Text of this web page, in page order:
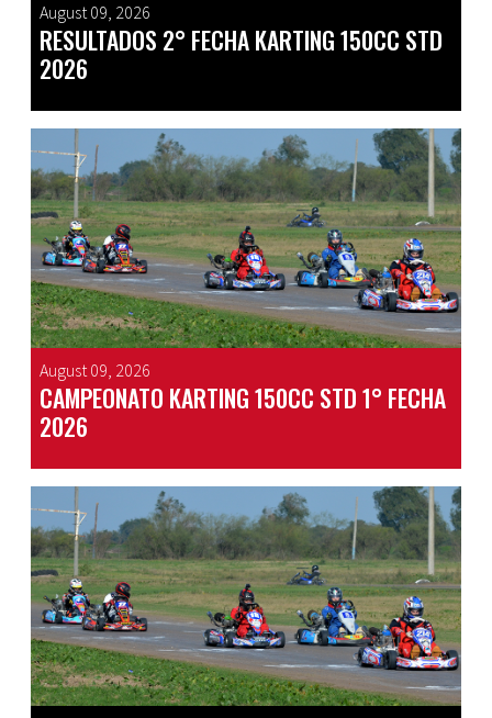
August 09, 2026
RESULTADOS 2° FECHA KARTING 150CC STD
2026
August 09, 2026
CAMPEONATO KARTING 150CC STD 1° FECHA
2026